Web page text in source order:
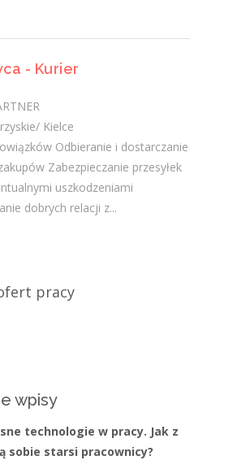
- Kurier
Kielce
Odbieranie i dostarczanie
Zabezpieczanie przesyłek
uszkodzeniami
dobrych relacji z...
pracy
wpisy
technologie w pracy. Jak z
sobie starsi pracownicy?